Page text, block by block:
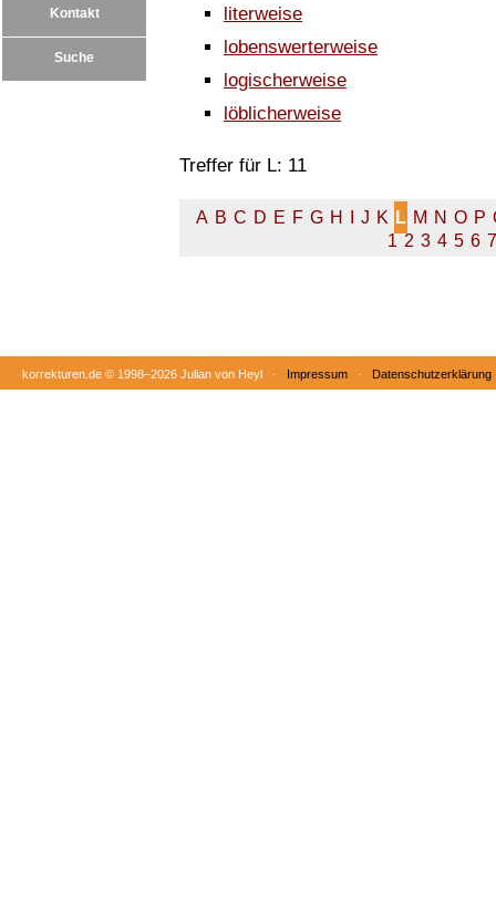
Kontakt
Suche
literweise
lobenswerterweise
logischerweise
löblicherweise
Treffer für L: 11
A B C D E F G H J K L M N O P
1 2 3 4 5 6 7
korrekturen.de © 1998–2026 Julian von Heyl · Impressum · Datenschutzerklärung